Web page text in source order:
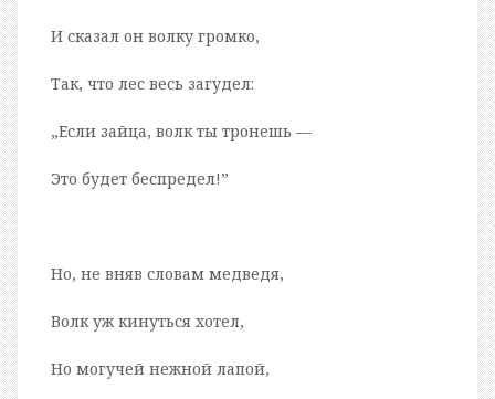
И сказал он волку громко,
Так, что лес весь загудел:
„Если зайца, волк ты тронешь —
Это будет беспредел!”
Но, не вняв словам медведя,
Волк уж кинуться хотел,
Но могучей нежной лапой,